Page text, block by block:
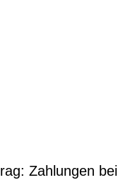
Zahlungen bei